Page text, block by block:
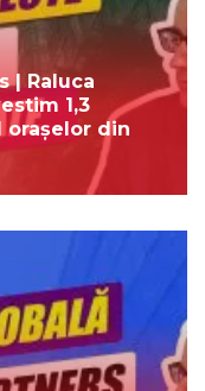
| Raluca
1,3
din